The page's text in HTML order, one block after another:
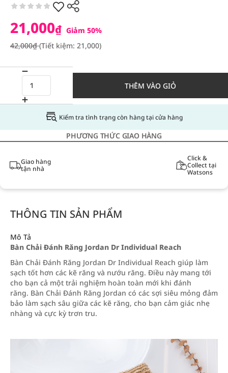
21,000₫ Giảm 50%
42,000₫(Tiết kiệm: 21,000)
THÊM VÀO GIỎ
Kiểm tra tình trạng còn hàng tại cửa hàng
PHƯƠNG THỨC GIAO HÀNG
Giao hàng
tận nhà
Click &
Collect tại
Watsons
THÔNG TIN SẢN PHẨM
Mô Tả
Bàn Chải Đánh Răng Jordan Dr Individual Reach
Bàn Chải Đánh Răng Jordan Dr Individual Reach giúp làm
sạch tốt hơn các kẽ răng và nướu răng. Điều này mang tới
cho bạn cả một trải nghiệm hoàn toàn mới khi đánh
răng. Bàn Chải Đánh Răng Jordan có các sợi siêu mỏng đảm
bảo làm sạch sâu giữa các kẽ răng, cho bạn cảm giác nhẹ
nhàng và cực kỳ trơn tru.